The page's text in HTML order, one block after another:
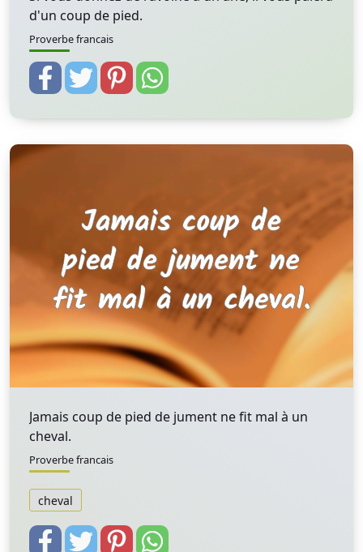
d'un coup de pied.
Proverbe francais
Jamais coup de pied de jument ne fit mal à un
cheval.
Proverbe francais
cheval